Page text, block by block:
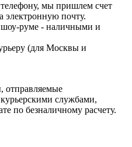
телефону, мы пришлем счет
электронную почту.
руме - наличными и
(для Москвы и
отправляемые
службами,
по безналичному расчету.